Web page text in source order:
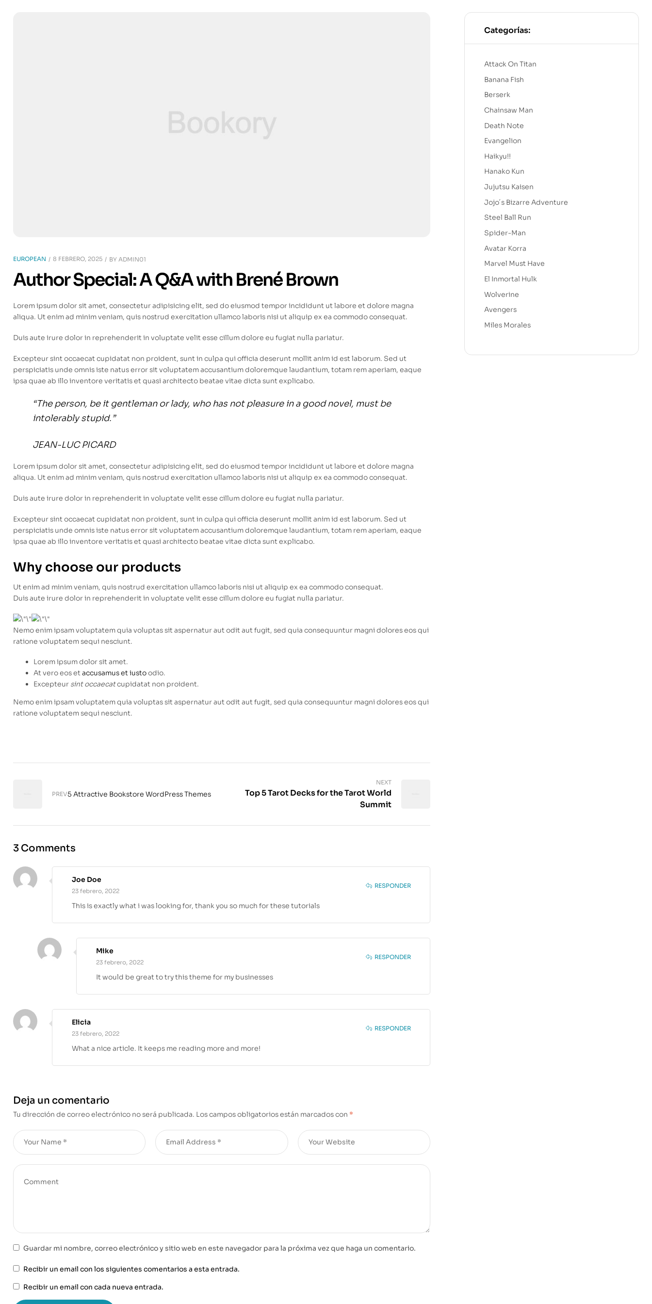
EUROPEAN 8 FEBRERO, 2025 BY ADMIN01
Author Special: A Q&A with Brené Brown
Lorem ipsum dolor sit amet, consectetur adipisicing elit, sed do eiusmod tempor incididunt ut labore et dolore magna
aliqua. Ut enim ad minim veniam, quis nostrud exercitation ullamco laboris nisi ut aliquip ex ea commodo consequat.
Duis aute irure dolor in reprehenderit in voluptate velit esse cillum dolore eu fugiat nulla pariatur.
Excepteur sint occaecat cupidatat non proident, sunt in culpa qui officia deserunt mollit anim id est laborum. Sed ut
perspiciatis unde omnis iste natus error sit voluptatem accusantium doloremque laudantium, totam rem aperiam, eaque
ipsa quae ab illo inventore veritatis et quasi architecto beatae vitae dicta sunt explicabo.
“The person, be it gentleman or lady, who has not pleasure in a good novel, must be
intolerably stupid.”
JEAN-LUC PICARD
Lorem ipsum dolor sit amet, consectetur adipisicing elit, sed do eiusmod tempor incididunt ut labore et dolore magna
aliqua. Ut enim ad minim veniam, quis nostrud exercitation ullamco laboris nisi ut aliquip ex ea commodo consequat.
Duis aute irure dolor in reprehenderit in voluptate velit esse cillum dolore eu fugiat nulla pariatur.
Excepteur sint occaecat cupidatat non proident, sunt in culpa qui officia deserunt mollit anim id est laborum. Sed ut
perspiciatis unde omnis iste natus error sit voluptatem accusantium doloremque laudantium, totam rem aperiam, eaque
ipsa quae ab illo inventore veritatis et quasi architecto beatae vitae dicta sunt explicabo.
Why choose our products
Ut enim ad minim veniam, quis nostrud exercitation ullamco laboris nisi ut aliquip ex ea commodo consequat.
Duis aute irure dolor in reprehenderit in voluptate velit esse cillum dolore eu fugiat nulla pariatur.
Nemo enim ipsam voluptatem quia voluptas sit aspernatur aut odit aut fugit, sed quia consequuntur magni dolores eos qui
ratione voluptatem sequi nesciunt.
Lorem ipsum dolor sit amet.
At vero eos etaccusamus et iustoodio.
Excepteur sint occaecatcupidatat non proident.
Nemo enim ipsam voluptatem quia voluptas sit aspernatur aut odit aut fugit, sed quia consequuntur magni dolores eos qui
ratione voluptatem sequi nesciunt.
PREV5 Attractive Bookstore WordPress Themes
NEXT
Top 5 Tarot Decks for the Tarot World
Summit
3 Comments
Joe Doe
23 febrero, 2022
RESPONDER
This is exactly what i was looking for, thank you so much for these tutorials
Mike
23 febrero, 2022
RESPONDER
It would be great to try this theme for my businesses
Elicia
23 febrero, 2022
RESPONDER
What a nice article. It keeps me reading more and more!
Deja un comentario
Tu dirección de correo electrónico no será publicada. Los campos obligatorios están marcados con *
Guardar mi nombre, correo electrónico y sitio web en este navegador para la próxima vez que haga un comentario.
Recibir un email con los siguientes comentarios a esta entrada.
Recibir un email con cada nueva entrada.
Categorías:
Attack On Titan
Banana Fish
Berserk
Chainsaw Man
Death Note
Evangelion
Haikyu!!
Hanako Kun
Jujutsu Kaisen
Jojo´s Bizarre Adventure
Steel Ball Run
Spider-Man
Avatar Korra
Marvel Must Have
El Inmortal Hulk
Wolverine
Avengers
Miles Morales